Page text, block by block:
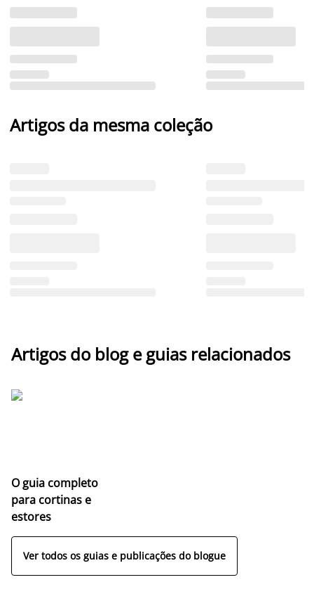
Artigos da mesma coleção
Artigos do blog e guias relacionados
O guia completo
para cortinas e
estores
Ver todos os guias e publicações do blogue